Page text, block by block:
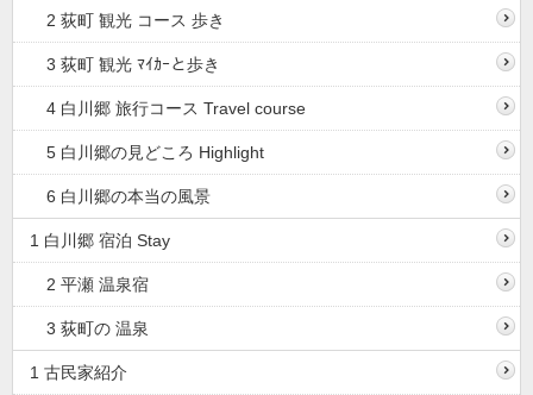
2 荻町 観光 コース 歩き
3 荻町 観光 ﾏｲｶｰと歩き
4 白川郷 旅行コース Travel course
5 白川郷の見どころ Highlight
6 白川郷の本当の風景
1 白川郷 宿泊 Stay
2 平瀬 温泉宿
3 荻町の 温泉
1 古民家紹介